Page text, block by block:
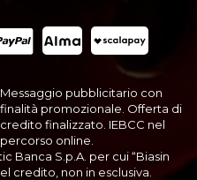
Messaggio pubblicitario con
finalità promozionale. Offerta di
credito finalizzato. IEBCC nel
percorso online.
Banca S.p.A. per cui “Biasin
credito, non in esclusiva.